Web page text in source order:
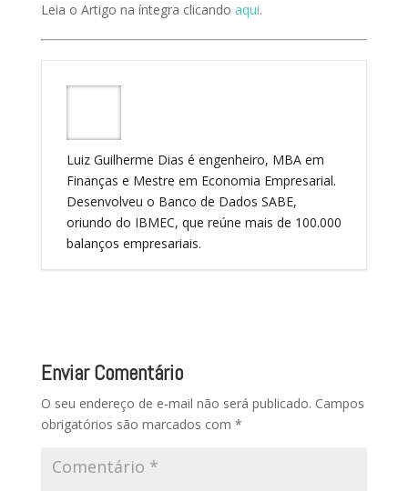
Leia o Artigo na íntegra clicando aqui.
Luiz Guilherme Dias é engenheiro, MBA em
Finanças e Mestre em Economia Empresarial.
Desenvolveu o Banco de Dados SABE,
oriundo do IBMEC, que reúne mais de 100.000
balanços empresariais.
Enviar Comentário
O seu endereço de e-mail não será publicado. Campos
obrigatórios são marcados com *